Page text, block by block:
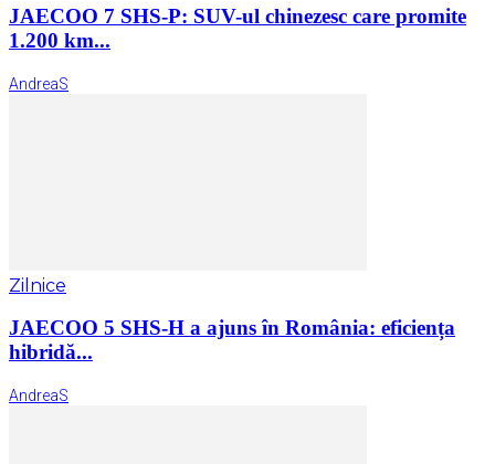
JAECOO 7 SHS-P: SUV-ul chinezesc care promite
1.200 km...
AndreaS
Zilnice
JAECOO 5 SHS-H a ajuns în România: eficiența
hibridă...
AndreaS